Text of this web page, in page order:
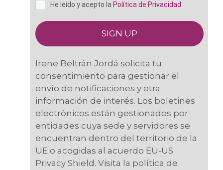
He leído y acepto la Política de Privacidad
SIGN UP
Irene Beltrán Jordá solicita tu
consentimiento para gestionar el
envío de notificaciones y otra
información de interés. Los boletines
electrónicos están gestionados por
entidades cuya sede y servidores se
encuentran dentro del territorio de la
UE o acogidas al acuerdo EU-US
Privacy Shield. Visita la política de